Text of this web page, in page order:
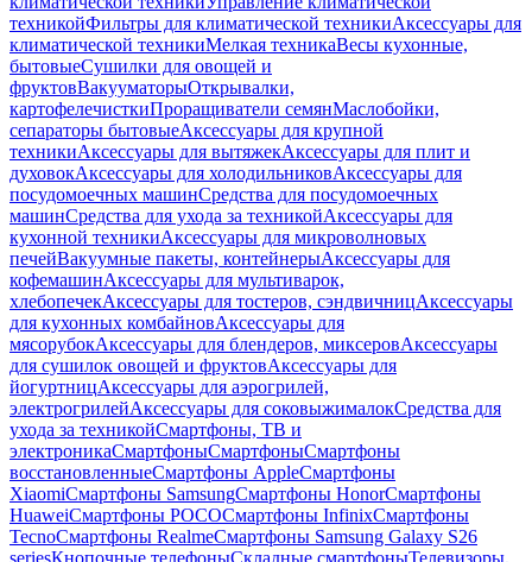
техникойФильтры для климатической техникиАксессуары для
климатической техникиМелкая техникаВесы кухонные,
бытовыеСушилки для овощей и
фруктовВакууматорыОткрывалки,
картофелечисткиПроращиватели семянМаслобойки,
сепараторы бытовыеАксессуары для крупной
техникиАксессуары для вытяжекАксессуары для плит и
духовокАксессуары для холодильниковАксессуары для
посудомоечных машинСредства для посудомоечных
машинСредства для ухода за техникойАксессуары для
кухонной техникиАксессуары для микроволновых
печейВакуумные пакеты, контейнерыАксессуары для
кофемашинАксессуары для мультиварок,
хлебопечекАксессуары для тостеров, сэндвичницАксессуары
для кухонных комбайновАксессуары для
мясорубокАксессуары для блендеров, миксеровАксессуары
для сушилок овощей и фруктовАксессуары для
йогуртницАксессуары для аэрогрилей,
электрогрилейАксессуары для соковыжималокСредства для
ухода за техникойСмартфоны, ТВ и
электроникаСмартфоныСмартфоныСмартфоны
восстановленныеСмартфоны AppleСмартфоны
XiaomiСмартфоны SamsungСмартфоны HonorСмартфоны
HuaweiСмартфоны POCOСмартфоны InfinixСмартфоны
TecnoСмартфоны RealmeСмартфоны Samsung Galaxy S26
seriesКнопочные телефоныСкладные смартфоныТелевизоры,